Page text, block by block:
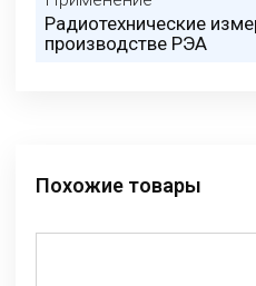
Радиотехнические
производстве РЭА
Похожие товары